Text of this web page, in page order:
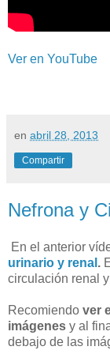
Ver en YouTube
en abril 28, 2013
Compartir
Nefrona y
En el anterior
urinario y renal .
circulación renal
Recomiendo ver
imágenes y al
debajo de las